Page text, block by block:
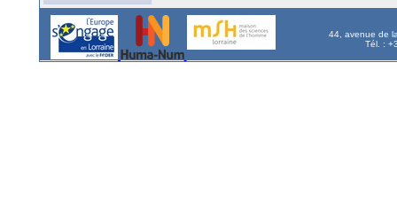
44, avenue de
Tél. :